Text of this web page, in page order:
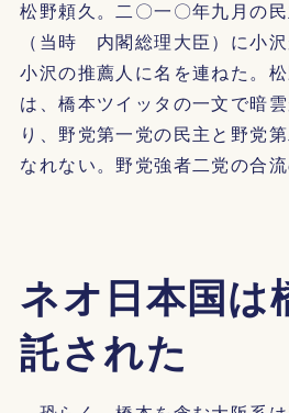
松野頼久。二〇一〇年九月の
（当時 内閣総理大臣）に小
小沢の推薦人に名を連ねた。
は、橋本ツイッタの一文で暗
り、野党第一党の民主と野党
なれない。野党強者二党の合流
ネオ日本国は
託された